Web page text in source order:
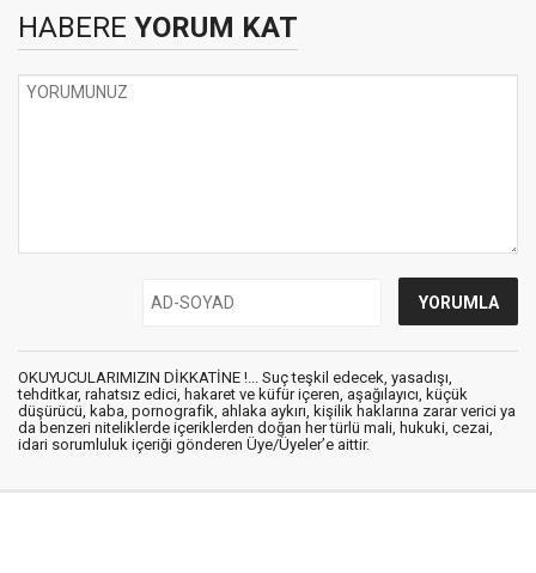
HABERE YORUM KAT
OKUYUCULARIMIZIN DİKKATİNE !... Suç teşkil edecek, yasadışı,
tehditkar, rahatsız edici, hakaret ve küfür içeren, aşağılayıcı, küçük
düşürücü, kaba, pornografik, ahlaka aykırı, kişilik haklarına zarar verici ya
da benzeri niteliklerde içeriklerden doğan her türlü mali, hukuki, cezai,
idari sorumluluk içeriği gönderen Üye/Üyeler’e aittir.